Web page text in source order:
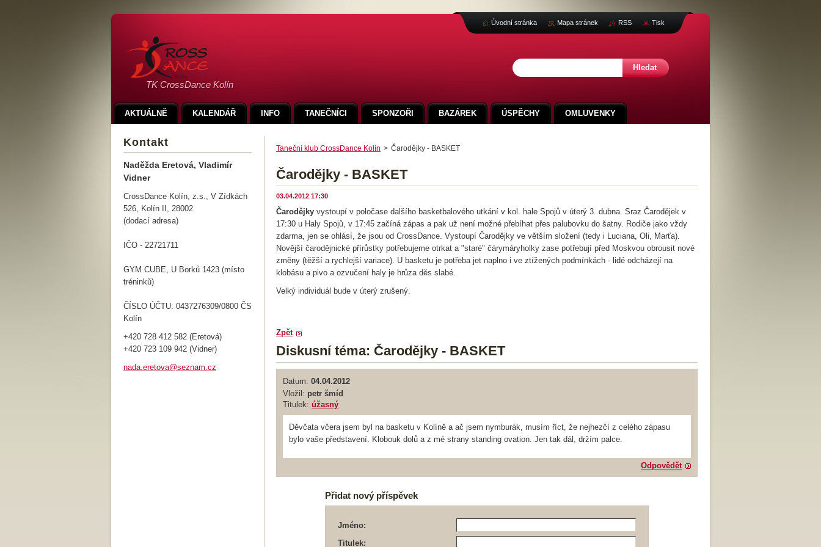
TK CrossDance Kolín
Taneční klub CrossDance Kolín > Čarodějky - BASKET
Čarodějky - BASKET
03.04.2012 17:30
Čarodějky vystoupí v poločase dalšího basketbalového utkání v kol. hale Spojů v úterý 3. dubna. Sraz Čarodějek v
17:30 u Haly Spojů, v 17:45 začíná zápas a pak už není možné přebíhat přes palubovku do šatny. Rodiče jako vždy
zdarma, jen se ohlásí, že jsou od CrossDance. Vystoupí Čarodějky ve větším složení (tedy i Luciana, Oli, Marťa).
Novější čarodějnické přírůstky potřebujeme otrkat a "staré" čárymáryholky zase potřebují před Moskvou obrousit nové
změny (těžší a rychlejší variace). U basketu je potřeba jet naplno i ve ztížených podmínkách - lidé odcházejí na
klobásu a pivo a ozvučení haly je hrůza děs slabé.
Velký individuál bude v úterý zrušený.
Zpět
Diskusní téma: Čarodějky - BASKET
Datum: 04.04.2012
Vložil: petr šmíd
Titulek: úžasný
Děvčata včera jsem byl na basketu v Kolíně a ač jsem nymburák, musím říct, že nejhezčí z celého zápasu
bylo vaše představení. Klobouk dolů a z mé strany standing ovation. Jen tak dál, držím palce.
Odpovědět
Přidat nový příspěvek
Jméno:
Titulek:
Kontakt
Naděžda Eretová, Vladimír
Vidner
CrossDance Kolín, z.s., V Zídkách
526, Kolín II, 28002
(dodací adresa)
IČO - 22721711
GYM CUBE, U Borků 1423 (místo
tréninků)
ČÍSLO ÚČTU: 0437276309/0800 ČS
Kolín
+420 728 412 582 (Eretová)
+420 723 109 942 (Vidner)
nada.eretova@seznam.cz
AKTUÁLNĚ KALENDÁŘ INFO TANEČNÍCI SPONZOŘI BAZÁREK ÚSPĚCHY OMLUVENKY
Úvodní stránka Mapa stránek RSS Tisk